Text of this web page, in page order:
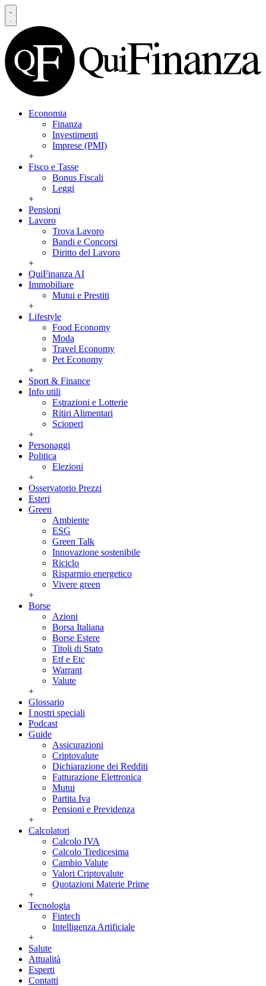
Economia
Finanza
Investimenti
Imprese (PMI)
+
Fisco e Tasse
Bonus Fiscali
Leggi
+
Pensioni
Lavoro
Trova Lavoro
Bandi e Concorsi
Diritto del Lavoro
+
QuiFinanza AI
Immobiliare
Mutui e Prestiti
+
Lifestyle
Food Economy
Moda
Travel Economy
Pet Economy
+
Sport & Finance
Info utili
Estrazioni e Lotterie
Ritiri Alimentari
Scioperi
+
Personaggi
Politica
Elezioni
+
Osservatorio Prezzi
Esteri
Green
Ambiente
ESG
Green Talk
Innovazione sostenibile
Riciclo
Risparmio energetico
Vivere green
+
Borse
Azioni
Borsa Italiana
Borse Estere
Titoli di Stato
Etf e Etc
Warrant
Valute
+
Glossario
I nostri speciali
Podcast
Guide
Assicurazioni
Criptovalute
Dichiarazione dei Redditi
Fatturazione Elettronica
Mutui
Partita Iva
Pensioni e Previdenza
+
Calcolatori
Calcolo IVA
Calcolo Tredicesima
Cambio Valute
Valori Criptovalute
Quotazioni Materie Prime
+
Tecnologia
Fintech
Intelligenza Artificiale
+
Salute
Attualità
Esperti
Contatti